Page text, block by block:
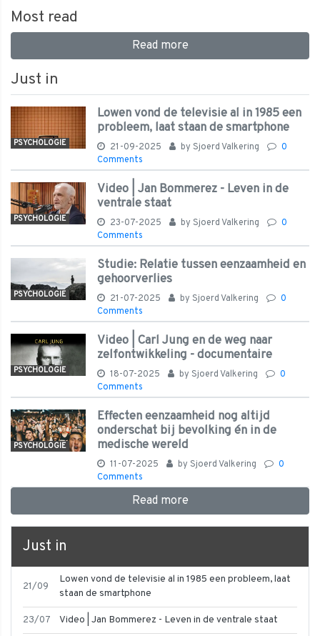
Most read
Read more
Just in
PSYCHOLOGIE
Lowen vond de televisie al in 1985 een
probleem, laat staan de smartphone
21-09-2025 by Sjoerd Valkering
0
Comments
PSYCHOLOGIE
Video | Jan Bommerez - Leven in de
ventrale staat
23-07-2025 by Sjoerd Valkering
0
Comments
PSYCHOLOGIE
Studie: Relatie tussen eenzaamheid en
gehoorverlies
21-07-2025 by Sjoerd Valkering
0
Comments
PSYCHOLOGIE
Video | Carl Jung en de weg naar
zelfontwikkeling - documentaire
18-07-2025 by Sjoerd Valkering
0
Comments
PSYCHOLOGIE
Effecten eenzaamheid nog altijd
onderschat bij bevolking én in de
medische wereld
11-07-2025 by Sjoerd Valkering
0
Comments
Read more
Just in
21/09
Lowen vond de televisie al in 1985 een probleem, laat
staan de smartphone
23/07 Video | Jan Bommerez - Leven in de ventrale staat